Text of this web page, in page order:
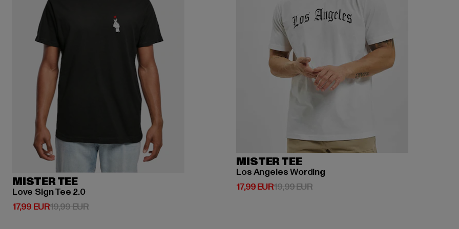
MISTER TEE
Love Sign Tee 2.0
17,99 EUR
Derzeitiger Preis: 17,99 EUR
19,99 EURAktionspreis: 19,99 EUR
MISTER TEE
Los Angeles Wording
17,99 EUR
Derzeitiger Preis: 17,99 EUR
19,99 EURAktionspreis: 19,99 EUR